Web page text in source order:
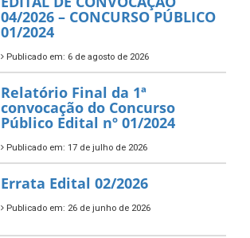
04/2026 – CONCURSO PÚBLICO
01/2024
Publicado em: 6 de agosto de 2026
Relatório Final da 1ª
convocação do Concurso
Público Edital nº 01/2024
Publicado em: 17 de julho de 2026
Errata Edital 02/2026
Publicado em: 26 de junho de 2026